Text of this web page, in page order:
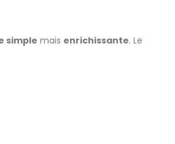
simple mais enrichissante. Le